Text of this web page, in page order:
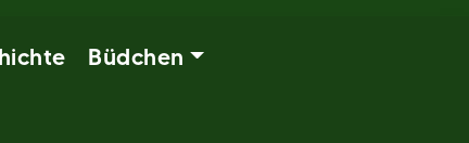
Büdchen